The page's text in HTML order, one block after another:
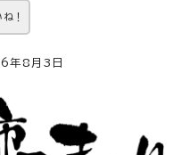
！
8月3日